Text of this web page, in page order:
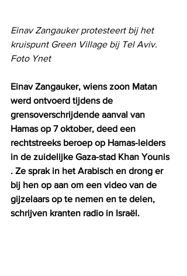
Einav Zangauker protesteert bij het
kruispunt Green Village bij Tel Aviv.
Foto Ynet
Einav Zangauker, wiens zoon Matan
werd ontvoerd tijdens de
grensoverschrijdende aanval van
Hamas op 7 oktober, deed een
rechtstreeks beroep op Hamas-leiders
in de zuidelijke Gaza-stad Khan Younis
. Ze sprak in het Arabisch en drong er
bij hen op aan om een ​​video van de
gijzelaars op te nemen en te delen,
schrijven kranten radio in Israël.